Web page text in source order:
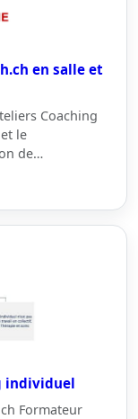
en salle et
Coaching
le
de…
individuel
Formateur